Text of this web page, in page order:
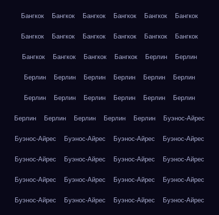
Бангкок Бангкок Бангкок Бангкок Бангкок Бангкок
Бангкок Бангкок Бангкок Бангкок Бангкок Бангкок
Бангкок Бангкок Бангкок Бангкок Берлин Берлин
Берлин Берлин Берлин Берлин Берлин Берлин
Берлин Берлин Берлин Берлин Берлин Берлин
Берлин Берлин Берлин Берлин Берлин Буэнос-Айрес
Буэнос-Айрес Буэнос-Айрес Буэнос-Айрес Буэнос-Айрес
Буэнос-Айрес Буэнос-Айрес Буэнос-Айрес Буэнос-Айрес
Буэнос-Айрес Буэнос-Айрес Буэнос-Айрес Буэнос-Айрес
Буэнос-Айрес Буэнос-Айрес Буэнос-Айрес Буэнос-Айрес